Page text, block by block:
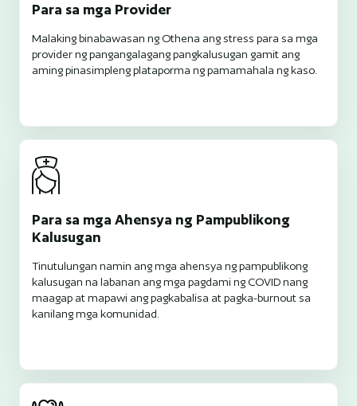
Para sa mga Provider
Malaking binabawasan ng Othena ang stress para sa mga
provider ng pangangalagang pangkalusugan gamit ang
aming pinasimpleng plataporma ng pamamahala ng kaso.
Para sa mga Ahensya ng Pampublikong
Kalusugan
Tinutulungan namin ang mga ahensya ng pampublikong
kalusugan na labanan ang mga pagdami ng COVID nang
maagap at mapawi ang pagkabalisa at pagka-burnout sa
kanilang mga komunidad.